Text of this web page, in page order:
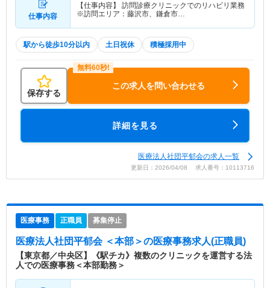
仕事内容
【仕事内容】 訪問診療クリニックでのリハビリ業務
※訪問エリア：藤沢市、鎌倉市…
駅から徒歩10分以内 土日祝休 積極採用中
保存する
この求人を問い合わせる
詳細を見る
医療法人社団平郁会の求人一覧
更新日：2026/04/08 求人番号：10113716
医療事務 正職員 募集停止
医療法人社団平郁会 ＜本部＞の医療事務求人(正職員)
【東京都／中央区】《駅チカ》複数のクリニックを運営する法
人での医療事務＜本部勤務＞